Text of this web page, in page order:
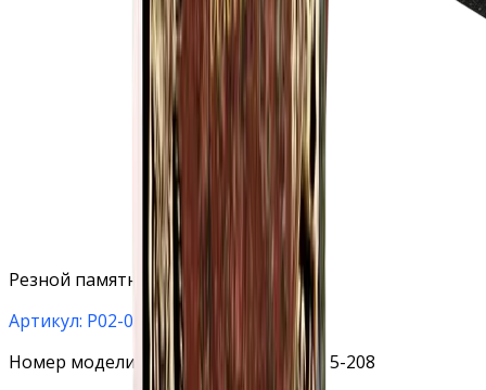
Резной памятник с розами снизу
Артикул: Р02-02
Номер модели в каталоге STL: 1-308, 5-208